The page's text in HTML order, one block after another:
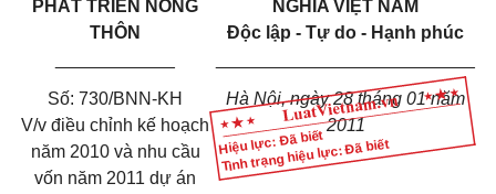
Hiệu lực: Đã biết
Tình trạng hiệu lực: Đã biết
PHÁT TRIỂN NÔNG
THÔN
NGHĨA VIỆT NAM
Độc lập - Tự do - Hạnh phúc
Số: 730/BNN-KH
V/v điều chỉnh kế hoạch
năm 2010 và nhu cầu
vốn năm 2011 dự án
Hà Nội, ngày 28 tháng 01 năm
2011